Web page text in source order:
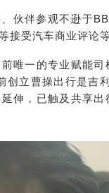
伙伴参观不逊于
受汽车商业评论等
唯一的专业赋能
创立曹操出行是吉
伸，已触及共享